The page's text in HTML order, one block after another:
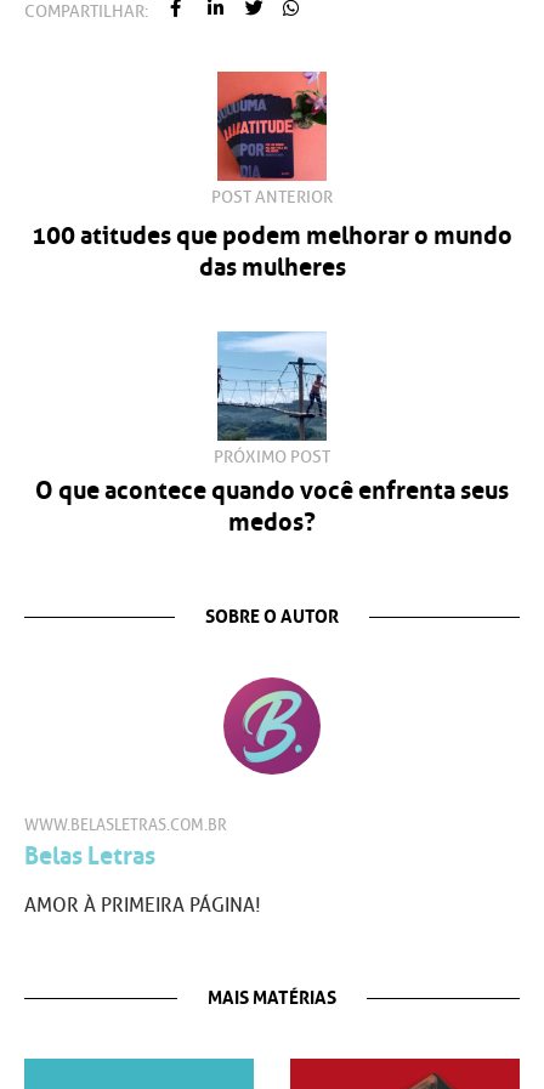
COMPARTILHAR:
100 atitudes que podem melhorar o mundo
das mulheres
PRÓXIMO POST
O que acontece quando você enfrenta seus
medos?
SOBRE O AUTOR
WWW.BELASLETRAS.COM.BR
Belas Letras
AMOR À PRIMEIRA PÁGINA!
MAIS MATÉRIAS